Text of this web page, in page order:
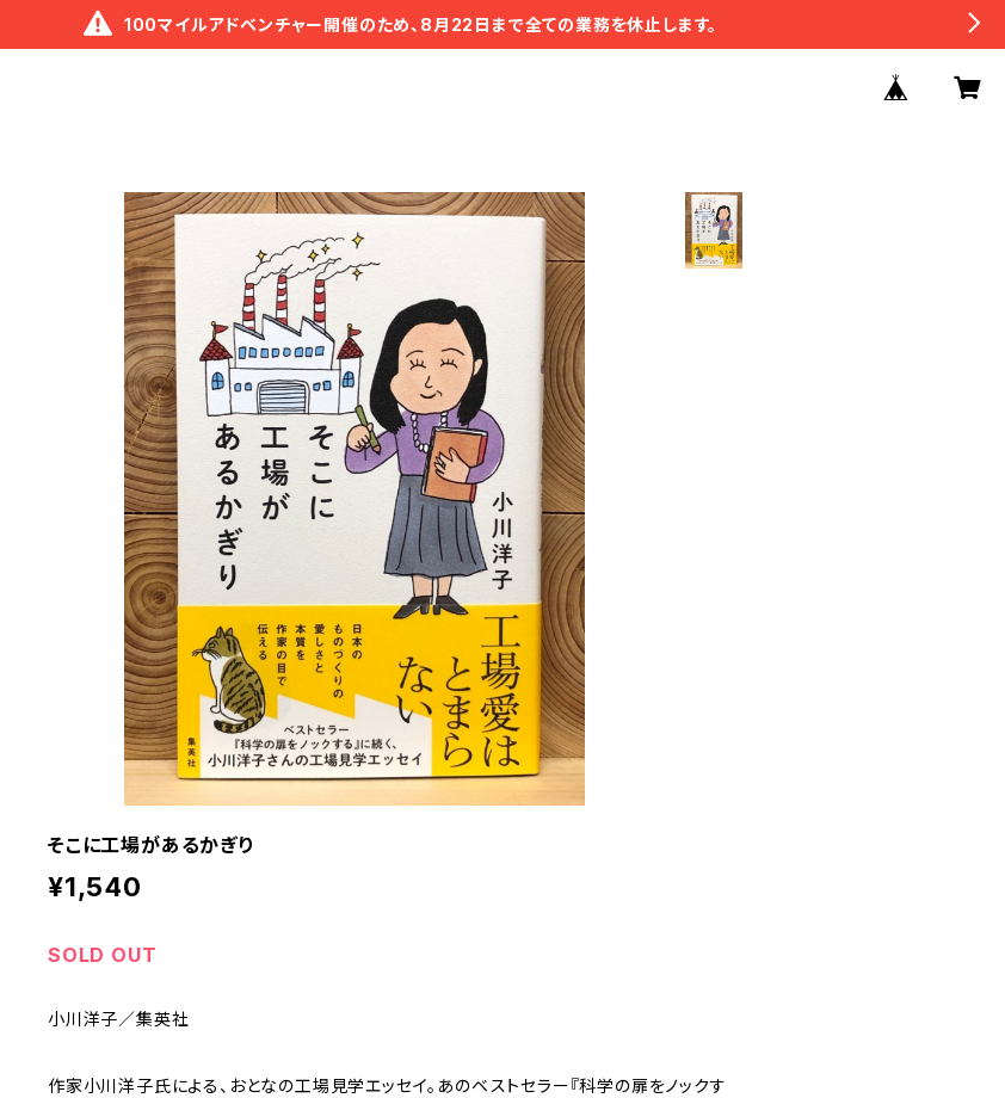
100マイルアドベンチャー開催のため、8月22日まで全ての業務を休止します。
そこに工場があるかぎり
¥1,540
SOLD OUT
小川洋子／集英社
作家小川洋子氏による、おとなの工場見学エッセイ。あのベストセラー『科学の扉をノックす